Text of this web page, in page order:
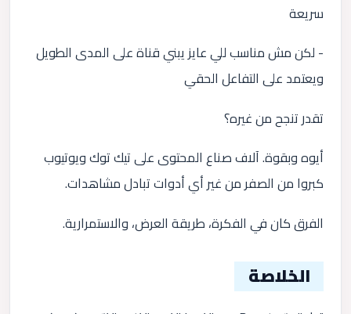
سريعة
- لكن مش مناسب للي عايز يبني قناة على المدى الطويل
ويعتمد على التفاعل الحقي
تقدر تنجح من غيره؟
أيوه وبقوة. آلاف صناع المحتوى على تيك توك ويوتيوب
كبروا من الصفر من غير أي أدوات تبادل مشاهدات.
الفرق كان في الفكرة، طريقة العرض، والاستمرارية.
الخلاصة